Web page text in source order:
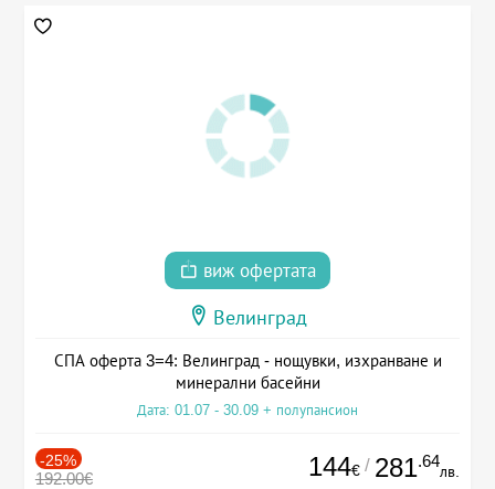
виж офертата
Велинград
СПА оферта 3=4: Велинград - нощувки, изхранване и
минерални басейни
Дата: 01.07 - 30.09 + полупансион
-25%
192.00€ 144€ / 281.64
лв.